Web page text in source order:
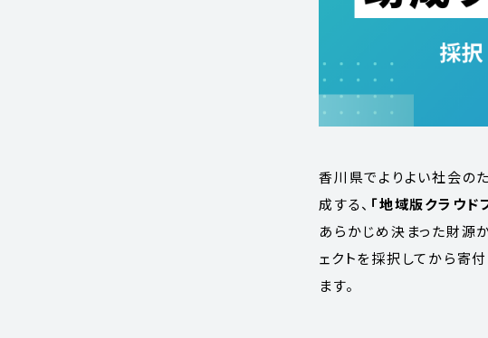
香川県でよりよい社会の
成する、 「地域版クラウド
あらかじめ決まった財源
ェクトを採択してから寄
ます。